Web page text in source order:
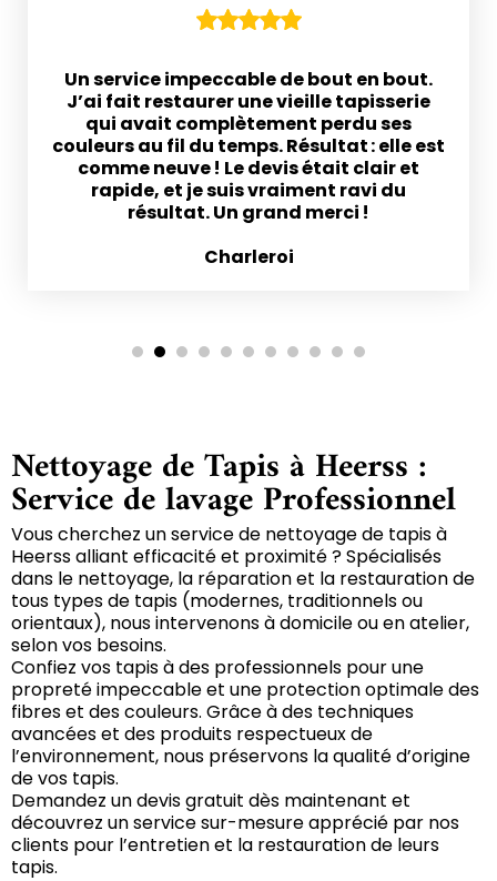
Un service impeccable de bout en bout.
J’ai fait restaurer une vieille tapisserie
qui avait complètement perdu ses
couleurs au fil du temps. Résultat : elle est
comme neuve ! Le devis était clair et
rapide, et je suis vraiment ravi du
résultat. Un grand merci !
Charleroi
1 2 3
Nettoyage de Tapis à Heerss :
Service de lavage Professionnel
Vous cherchez un service de nettoyage de tapis à
Heerss alliant efficacité et proximité ? Spécialisés
dans le nettoyage, la réparation et la restauration de
tous types de tapis (modernes, traditionnels ou
orientaux), nous intervenons à domicile ou en atelier,
selon vos besoins.
Confiez vos tapis à des professionnels pour une
propreté impeccable et une protection optimale des
fibres et des couleurs. Grâce à des techniques
avancées et des produits respectueux de
l’environnement, nous préservons la qualité d’origine
de vos tapis.
Demandez un devis gratuit dès maintenant et
découvrez un service sur-mesure apprécié par nos
clients pour l’entretien et la restauration de leurs
tapis.